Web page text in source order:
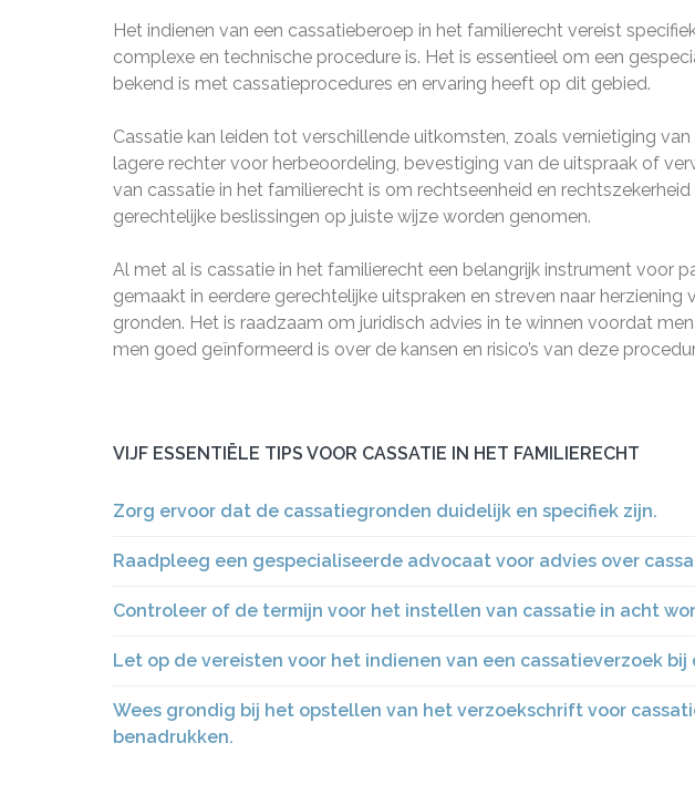
Het indienen van een cassatieberoep in het familierecht vereist
complexe en technische procedure is. Het is essentieel om een
bekend is met cassatieprocedures en ervaring heeft op dit gebied.
Cassatie kan leiden tot verschillende uitkomsten, zoals vernietiging
lagere rechter voor herbeoordeling, bevestiging van de uitspraak of
van cassatie in het familierecht is om rechtseenheid en
gerechtelijke beslissingen op juiste wijze worden genomen.
Al met al is cassatie in het familierecht een belangrijk instrument voor
gemaakt in eerdere gerechtelijke uitspraken en streven naar herziening
gronden. Het is raadzaam om juridisch advies in te winnen voordat
men goed geïnformeerd is over de kansen en risico’s van deze
VIJF ESSENTIËLE TIPS VOOR CASSATIE IN HET FAMILIERECHT
Zorg ervoor dat de cassatiegronden duidelijk en specifiek zijn.
Raadpleeg een gespecialiseerde advocaat voor advies over
Controleer of de termijn voor het instellen van cassatie in acht
Let op de vereisten voor het indienen van een cassatieverzoek
Wees grondig bij het opstellen van het verzoekschrift voor
benadrukken.